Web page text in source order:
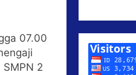
07.00
2